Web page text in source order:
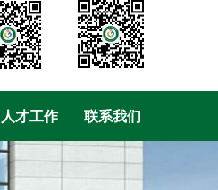
人才工作 联系我们